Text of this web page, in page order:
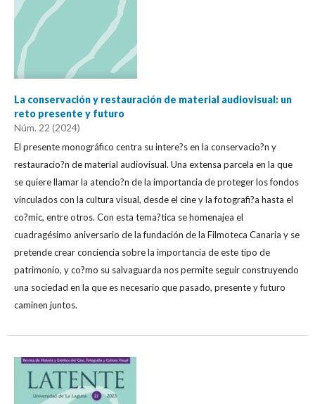
La conservación y restauración de material audiovisual: un
reto presente y futuro
Núm. 22 (2024)
El presente monográfico centra su intere?s en la conservacio?n y
restauracio?n de material audiovisual. Una extensa parcela en la que
se quiere llamar la atencio?n de la importancia de proteger los fondos
vinculados con la cultura visual, desde el cine y la fotografi?a hasta el
co?mic, entre otros. Con esta tema?tica se homenajea el
cuadragésimo aniversario de la fundación de la Filmoteca Canaria y se
pretende crear conciencia sobre la importancia de este tipo de
patrimonio, y co?mo su salvaguarda nos permite seguir construyendo
una sociedad en la que es necesario que pasado, presente y futuro
caminen juntos.